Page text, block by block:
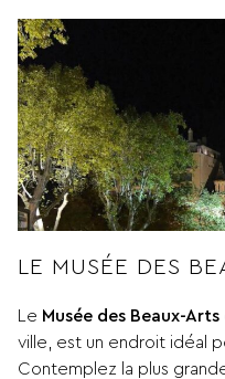
LE MUSÉE DES
Le Musée des Beaux-Arts
ville, est un endroit idéal
Contemplez la plus